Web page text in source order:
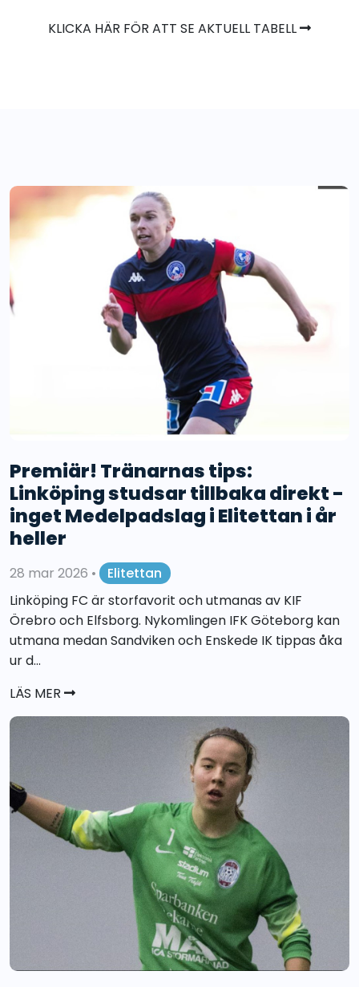
KLICKA HÄR FÖR ATT SE AKTUELL TABELL
Premiär! Tränarnas tips:
Linköping studsar tillbaka direkt -
inget Medelpadslag i Elitettan i år
heller
28 mar 2026 •
Elitettan
Linköping FC är storfavorit och utmanas av KIF
Örebro och Elfsborg. Nykomlingen IFK Göteborg kan
utmana medan Sandviken och Enskede IK tippas åka
ur d...
LÄS MER